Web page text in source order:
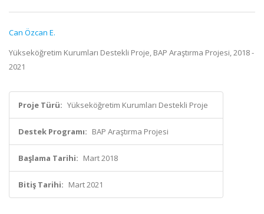
Can Özcan E.
Yükseköğretim Kurumları Destekli Proje, BAP Araştırma Projesi, 2018 -
2021
Proje Türü: Yükseköğretim Kurumları Destekli Proje
Destek Programı: BAP Araştırma Projesi
Başlama Tarihi: Mart 2018
Bitiş Tarihi: Mart 2021